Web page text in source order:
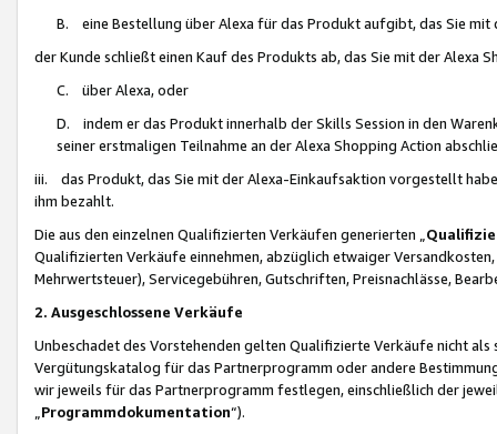
B. eine Bestellung über Alexa für das Produkt aufgibt, das Sie mit
der Kunde schließt einen Kauf des Produkts ab, das Sie mit der Alexa
C. über Alexa, oder
D. indem er das Produkt innerhalb der Skills Session in den
seiner erstmaligen Teilnahme an der Alexa Shopping Action
iii. das Produkt, das Sie mit der Alexa-Einkaufsaktion vorgestellt
ihm bezahlt.
Die aus den einzelnen Qualifizierten Verkäufen generierten „
Qualifizierten Verkäufe einnehmen, abzüglich etwaiger
Mehrwertsteuer), Servicegebühren, Gutschriften, Preisnachlässe,
2. Ausgeschlossene Verkäufe
Unbeschadet des Vorstehenden gelten Qualifizierte Verkäufe nicht
Vergütungskatalog für das Partnerprogramm oder andere
wir jeweils für das Partnerprogramm festlegen, einschließlich der
Programmdokumentation“).